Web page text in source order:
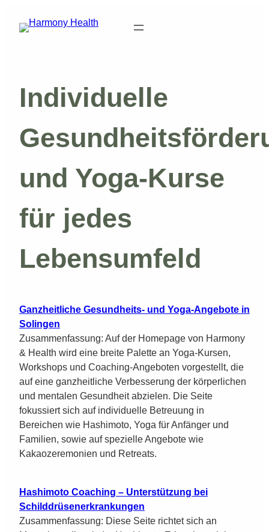
Inhalt
Individuelle
und Yoga-Kurse
für jedes
Lebensumfeld
Ganzheitliche Gesundheits- und Yoga-Angebote in
Solingen
Zusammenfassung: Auf der Homepage von Harmony
& Health wird eine breite Palette an Yoga-Kursen,
Workshops und Coaching-Angeboten vorgestellt, die
auf eine ganzheitliche Verbesserung der körperlichen
und mentalen Gesundheit abzielen. Die Seite
fokussiert sich auf individuelle Betreuung in
Bereichen wie Hashimoto, Yoga für Anfänger und
Familien, sowie auf spezielle Angebote wie
Kakaozeremonien und Retreats.
Hashimoto Coaching – Unterstützung bei
Schilddrüsenerkrankungen
Zusammenfassung: Diese Seite richtet sich an